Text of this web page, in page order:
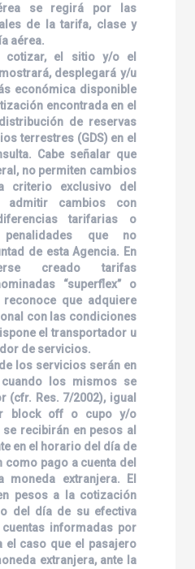
se regirá por las
de la tarifa, clase y
aérea.
cotizar, el sitio y/o el
desplegará y/u
económica disponible
encontrada en el
de reservas
terrestres (GDS) en el
Cabe señalar que
no permiten cambios
criterio exclusivo del
admitir cambios con
tarifarias o
que no
de esta Agencia. En
creado tarifas
“superflex” o
que adquiere
con las condiciones
el transportador u
de servicios.
los servicios serán en
cuando los mismos se
(cfr. Res. 7/2002), igual
block off o cupo y/o
recibirán en pesos al
en el horario del día de
como pago a cuenta del
extranjera. El
pesos a la cotización
del día de su efectiva
informadas por
el caso que el pasajero
extranjera, ante la